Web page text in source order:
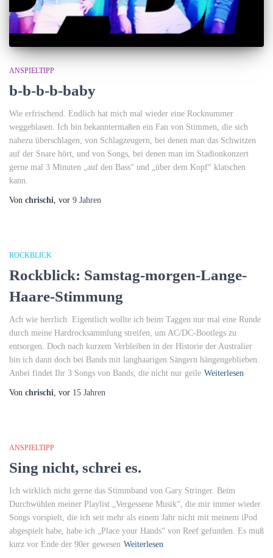
ANSPIELTIPP
b-b-b-b-baby
Wie erfrischend. Endlich hat mich mal wieder eine Rocknummer
weggeblasen. Ich bin bekanntermaßen ein Fan von Stimmen, die sich
nahezu überschlagen, von Schlagzeugern, bei denen man das Schwitzen
auf der Snare hört, und von Songs, bei denen man im Stadionkonzert
gerne mal 3 Minuten „auf den Bass“ und „über dem Kopf“ klatschen
kann.
Von chrischi , vor 9 Jahren
ROCKBLICK
Rockblick: Samstag-morgen-Lange-
Haare-Stimmung
Ach wie herrlich. Eigentlich wollte ich beim Taggen nur mal eine Runde
durch meine Hardrocksammlung streifen, um AC/DC-Bootlegs zu
entsorgen. Doch nach kurzem Verbleiben in der Historie der Australier
bin ich dann doch bei Bands mit langhaarigen Sängern hängengeblieben.
Anbei findet Ihr 3 Songs von Bands, die nicht nur geile Weiterlesen
Von chrischi , vor 15 Jahren
ANSPIELTIPP
Sing nicht, schrei es.
Ich wirklich nicht gerne das Stimmband von Gary Stringer. Beim
Durchwühlen meiner Playlist „Vergessene Musik“, die mir immer wieder
Songs vorspielt, die ich seit mehr als einem Jahr nicht mit meinem iPod
abgespielt habe, habe ich „Place your Hands“ von Reef gefunden. Es muß
kurz vor Ende der 90er gewesen Weiterlesen